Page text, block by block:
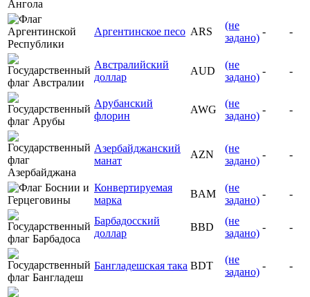
Аргентинское песо ARS
(не
задано)
- -
Австралийский
доллар
AUD
(не
задано)
- -
Арубанский
флорин
AWG
(не
задано)
- -
Азербайджанский
манат
AZN
(не
задано)
- -
Конвертируемая
марка
BAM
(не
задано)
- -
Барбадосский
доллар
BBD
(не
задано)
- -
Бангладешская така BDT
(не
задано)
- -